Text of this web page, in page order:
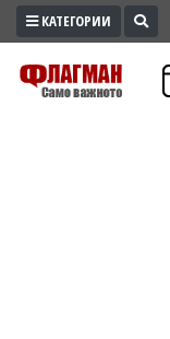
ПРОМО
ЗОНА
КАТЕГОРИИ